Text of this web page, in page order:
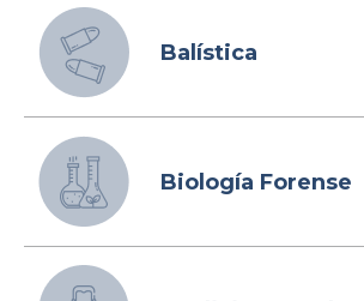
Balística
Biología Forense